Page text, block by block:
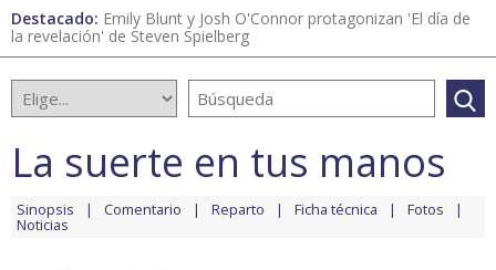
Destacado: Emily Blunt y Josh O'Connor protagonizan 'El día de
la revelación' de Steven Spielberg
La suerte en tus manos
Sinopsis Comentario Reparto Ficha técnica Fotos
Noticias